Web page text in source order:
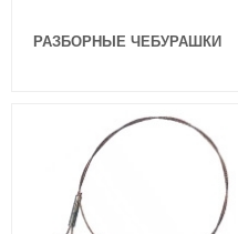
РАЗБОРНЫЕ ЧЕБУРАШКИ